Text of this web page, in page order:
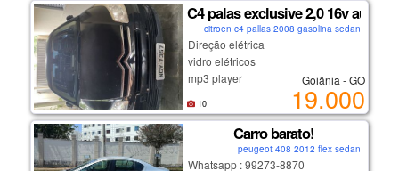
C4 palas exclusive 2,0 16v aut
citroen c4 pallas 2008 gasolina sedan
Direção elétrica
vidro elétricos
mp3 player
Goiânia - GO
19.000
10
Carro barato!
peugeot 408 2012 flex sedan
Whatsapp : 99273-8870